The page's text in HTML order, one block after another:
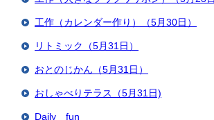
工作（カレンダー作り）（5月30日）
リトミック（5月31日）
おとのじかん（5月31日）
おしゃべりテラス（5月31日)
Daily fun